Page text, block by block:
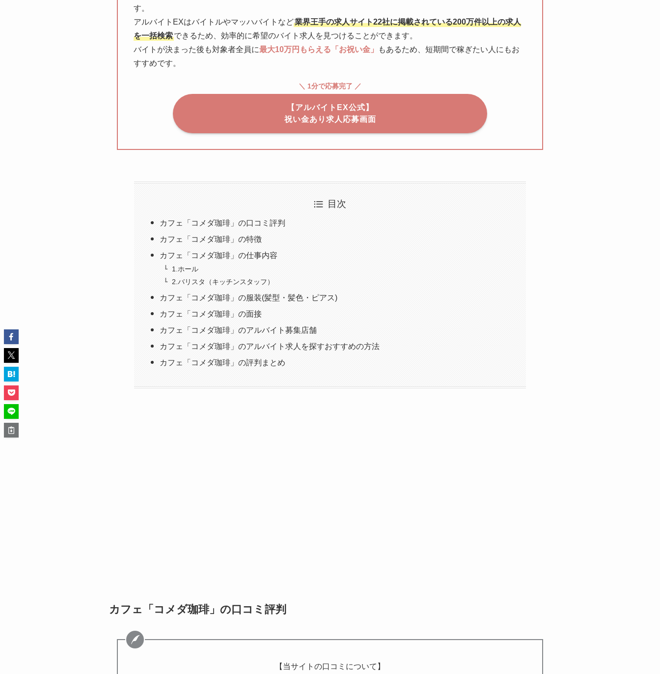
す。
アルバイトEXはバイトルやマッハバイトなど業界王手の求人サイト22社に掲載されている200万件以上の求人
を一括検索できるため、効率的に希望のバイト求人を見つけることができます。
バイトが決まった後も対象者全員に最大10万円もらえる「お祝い金」
もあるため、短期間で稼ぎたい人にもお
すすめです。
＼ 1分で応募完了 ／
【アルバイトEX公式】
祝い金あり求人応募画面
目次
カフェ「コメダ珈琲」の口コミ評判
カフェ「コメダ珈琲」の特徴
カフェ「コメダ珈琲」の仕事内容
1.ホール
2.バリスタ（キッチンスタッフ）
カフェ「コメダ珈琲」の服装(髪型・髪色・ピアス)
カフェ「コメダ珈琲」の面接
カフェ「コメダ珈琲」のアルバイト募集店舗
カフェ「コメダ珈琲」のアルバイト求人を探すおすすめの方法
カフェ「コメダ珈琲」の評判まとめ
カフェ「コメダ珈琲」の口コミ評判
【当サイトの口コミについて】